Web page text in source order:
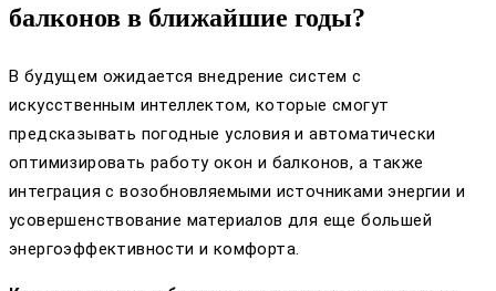
балконов в ближайшие годы?
В будущем ожидается внедрение систем с
искусственным интеллектом, которые смогут
предсказывать погодные условия и автоматически
оптимизировать работу окон и балконов, а также
интеграция с возобновляемыми источниками энергии и
усовершенствование материалов для еще большей
энергоэффективности и комфорта.